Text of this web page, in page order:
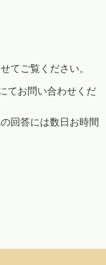
てご覧ください。
てお問い合わせくだ
回答には数日お時間